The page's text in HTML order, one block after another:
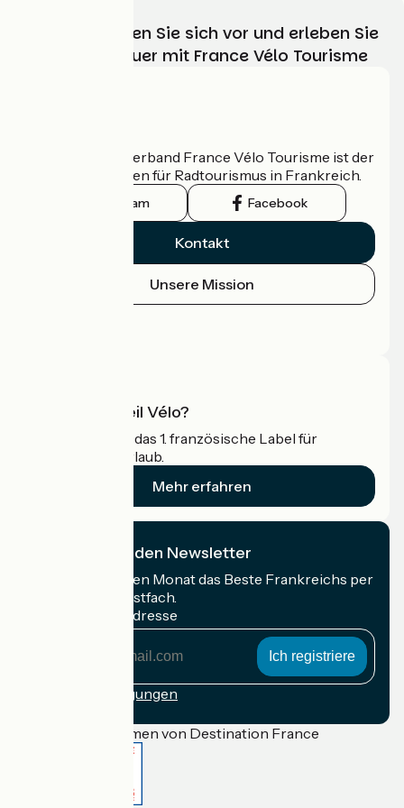
Wählen, bereiten Sie sich vor und erleben Sie
Ihr Radabenteuer mit France Vélo Tourisme
Der nationale Verband France Vélo Tourisme ist der
offizielle Leitfaden für Radtourismus in Frankreich.
Instagram Facebook
Kontakt
Unsere Mission
Was ist Accueil Vélo?
Accueil Vélo ist das 1. französische Label für
Radfahrer im Urlaub.
Mehr erfahren
Ich abonniere den Newsletter
Erhalten Sie jeden Monat das Beste Frankreichs per
Rad in Ihrem Postfach.
Meine E-Mail-Adresse
Anmeldebedingungen
Gefördert im Rahmen von Destination France